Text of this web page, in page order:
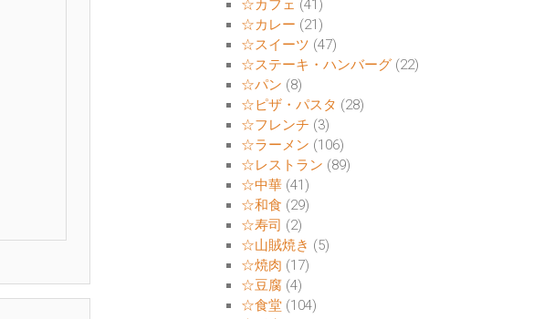
☆カフェ (41)
☆カレー (21)
☆スイーツ (47)
☆ステーキ・ハンバーグ (22)
☆パン (8)
☆ピザ・パスタ (28)
☆フレンチ (3)
☆ラーメン (106)
☆レストラン (89)
☆中華 (41)
☆和食 (29)
☆寿司 (2)
☆山賊焼き (5)
☆焼肉 (17)
☆豆腐 (4)
☆食堂 (104)